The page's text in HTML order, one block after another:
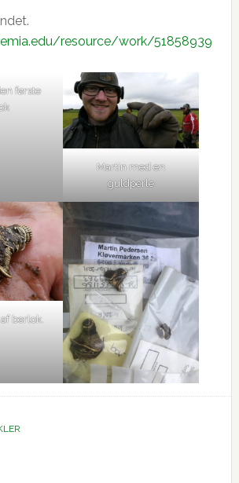
resource/work/51858939
første
Martin med en
guldperle
berlok.